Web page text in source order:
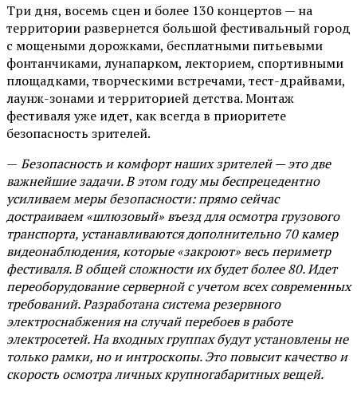
Три дня, восемь сцен и более 130 концертов — на
территории развернется большой фестивальный город
с мощеными дорожками, бесплатными питьевыми
фонтанчиками, лунапарком, лекторием, спортивными
площадками, творческими встречами, тест-драйвами,
лаунж-зонами и территорией детства. Монтаж
фестиваля уже идет, как всегда в приоритете
безопасность зрителей.
— Безопасность и комфорт наших зрителей — это две
важнейшие задачи. В этом году мы беспрецедентно
усиливаем меры безопасности: прямо сейчас
достраиваем «шлюзовый» въезд для осмотра грузового
транспорта, устанавливаются дополнительно 70 камер
видеонаблюдения, которые «закроют» весь периметр
фестиваля. В общей сложности их будет более 80. Идет
переоборудование серверной с учетом всех современных
требований. Разработана система резервного
электроснабжения на случай перебоев в работе
электросетей. На входных группах будут установлены не
только рамки, но и интроскопы. Это повысит качество и
скорость осмотра личных крупногабаритных вещей.